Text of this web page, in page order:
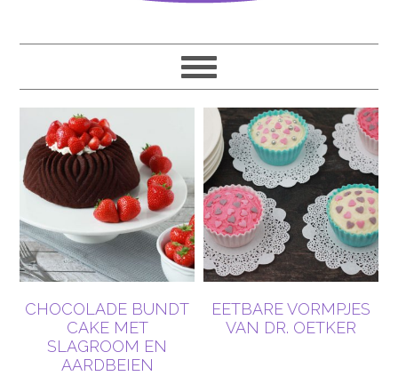
CHOCOLADE BUNDT
CAKE MET
SLAGROOM EN
AARDBEIEN
EETBARE VORMPJES
VAN DR. OETKER